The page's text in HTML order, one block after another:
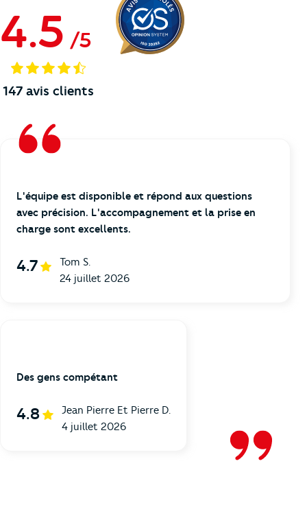
4.5 /5
147 avis clients
L'équipe est disponible et répond aux questions
avec précision. L'accompagnement et la prise en
charge sont excellents.
4.7
Tom S.
24 juillet 2026
Des gens compétant
4.8
Jean Pierre Et Pierre D.
4 juillet 2026